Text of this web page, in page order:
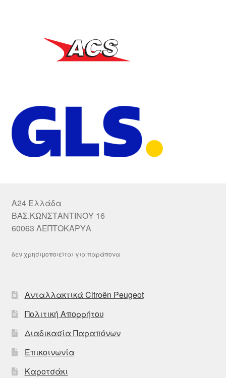
A24 Ελλάδα
ΒΑΣ.ΚΩΝΣΤΑΝΤΙΝΟΥ 16
60063 ΛΕΠΤΟΚΑΡΥΑ
δεν χρησιμοποιείται για παράπονα
Ανταλλακτικά Citroën Peugeot
Πολιτική Απορρήτου
Διαδικασία Παραπόνων
Επικοινωνία
Καροτσάκι